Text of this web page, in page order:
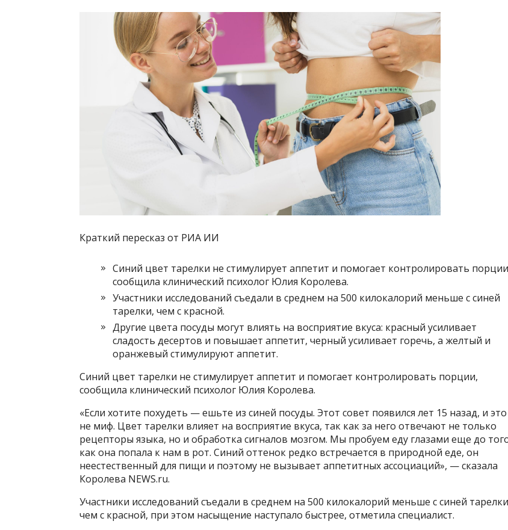
Краткий пересказ от РИА ИИ
Синий цвет тарелки не стимулирует аппетит и помогает контролировать
сообщила клинический психолог Юлия Королева.
Участники исследований съедали в среднем на 500 килокалорий меньше с синей
тарелки, чем с красной.
Другие цвета посуды могут влиять на восприятие вкуса: красный усиливает
сладость десертов и повышает аппетит, черный усиливает горечь, а желтый и
оранжевый стимулируют аппетит.
Синий цвет тарелки не стимулирует аппетит и помогает контролировать порции,
сообщила клинический психолог Юлия Королева.
«Если хотите похудеть — ешьте из синей посуды. Этот совет появился лет 15 назад, и это
не миф. Цвет тарелки влияет на восприятие вкуса, так как за него отвечают не только
рецепторы языка, но и обработка сигналов мозгом. Мы пробуем еду глазами еще до
как она попала к нам в рот. Синий оттенок редко встречается в природной еде, он
неестественный для пищи и поэтому не вызывает аппетитных ассоциаций», — сказала
Королева NEWS.ru.
Участники исследований съедали в среднем на 500 килокалорий меньше с синей
чем с красной, при этом насыщение наступало быстрее, отметила специалист.